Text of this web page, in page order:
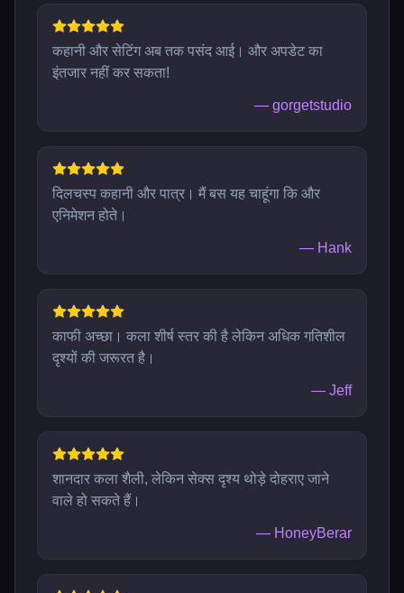
कहानी और सेटिंग अब तक पसंद आई। और अपडेट का
इंतजार नहीं कर सकता!
— gorgetstudio
दिलचस्प कहानी और पात्र। मैं बस यह चाहूंगा कि और
एनिमेशन होते।
— Hank
काफी अच्छा। कला शीर्ष स्तर की है लेकिन अधिक गतिशील
दृश्यों की जरूरत है।
— Jeff
शानदार कला शैली, लेकिन सेक्स दृश्य थोड़े दोहराए जाने
वाले हो सकते हैं।
— HoneyBerar